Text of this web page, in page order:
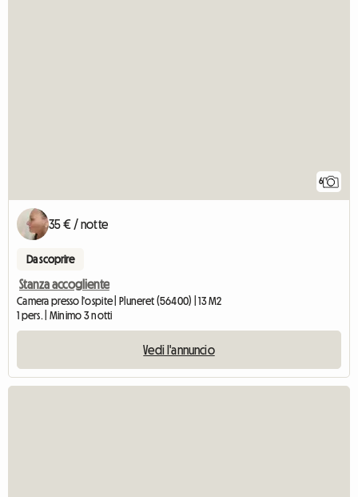
6
35 € / notte
Da scoprire
Stanza accogliente
Camera presso l'ospite | Pluneret (56400) | 13 M2
1 pers. | Minimo 3 notti
Vedi l'annuncio